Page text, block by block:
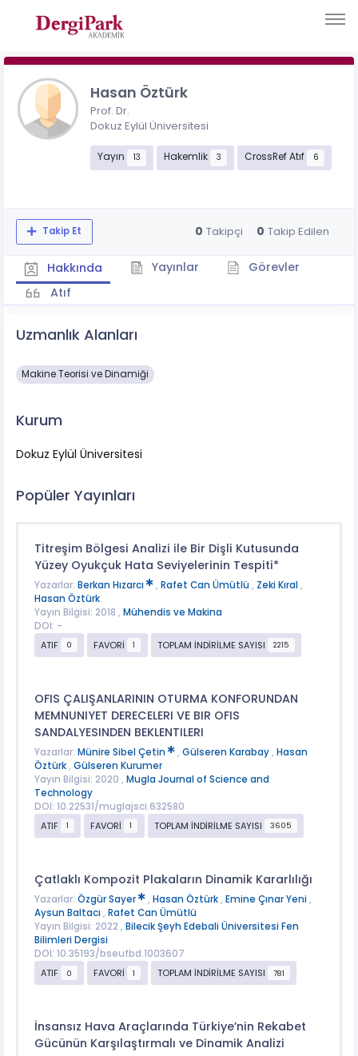
Hasan Öztürk
Prof. Dr.
Dokuz Eylül Üniversitesi
Yayın 13 Hakemlik 3 CrossRef Atıf 6
Takip Et 0 Takipçi 0 Takip Edilen
Hakkında Yayınlar
Görevler
Atıf
Uzmanlık Alanları
Makine Teorisi ve Dinamiği
Kurum
Dokuz Eylül Üniversitesi
Popüler Yayınları
Titreşim Bölgesi Analizi ile Bir Dişli Kutusunda
Yüzey Oyukçuk Hata Seviyelerinin Tespiti*
Yazarlar: Berkan Hızarcı , Rafet Can Ümütlü , Zeki Kıral ,
Hasan Öztürk
Yayın Bilgisi: 2018 , Mühendis ve Makina
DOI: -
ATIF
0 FAVORİ 1 TOPLAM İNDİRİLME SAYISI 2215
OFIS ÇALIŞANLARININ OTURMA KONFORUNDAN
MEMNUNIYET DERECELERI VE BIR OFIS
SANDALYESINDEN BEKLENTILERI
Yazarlar: Münire Sibel Çetin , Gülseren Karabay, Hasan
Öztürk, Gülseren Kurumer
Yayın Bilgisi: 2020 , Mugla Journal of Science and
Technology
DOI: 10.22531/muglajsci.632580
ATIF
1 FAVORİ 1 TOPLAM İNDİRİLME SAYISI 3605
Çatlaklı Kompozit Plakaların Dinamik Kararlılığı
Yazarlar: Özgür Sayer , Hasan Öztürk, Emine Çınar Yeni ,
Aysun Baltacı , Rafet Can Ümütlü
Yayın Bilgisi: 2022 , Bilecik Şeyh Edebali Üniversitesi Fen
Bilimleri Dergisi
DOI: 10.35193/bseufbd.1003607
ATIF
0 FAVORİ 1 TOPLAM İNDİRİLME SAYISI 781
İnsansız Hava Araçlarında Türkiye’nin Rekabet
Gücünün Karşılaştırmalı ve Dinamik Analizi